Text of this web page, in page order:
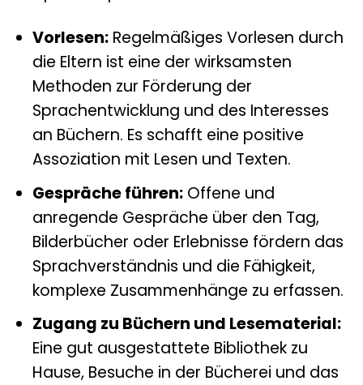
Vorlesen:Regelmäßiges Vorlesen durch
die Eltern ist eine der wirksamsten
Methoden zur Förderung der
Sprachentwicklung und des Interesses
an Büchern. Es schafft eine positive
Assoziation mit Lesen und Texten.
Gespräche führen:Offene und
anregende Gespräche über den Tag,
Bilderbücher oder Erlebnisse fördern das
Sprachverständnis und die Fähigkeit,
komplexe Zusammenhänge zu erfassen.
Zugang zu Büchern und Lesematerial:
Eine gut ausgestattete Bibliothek zu
Hause, Besuche in der Bücherei und das